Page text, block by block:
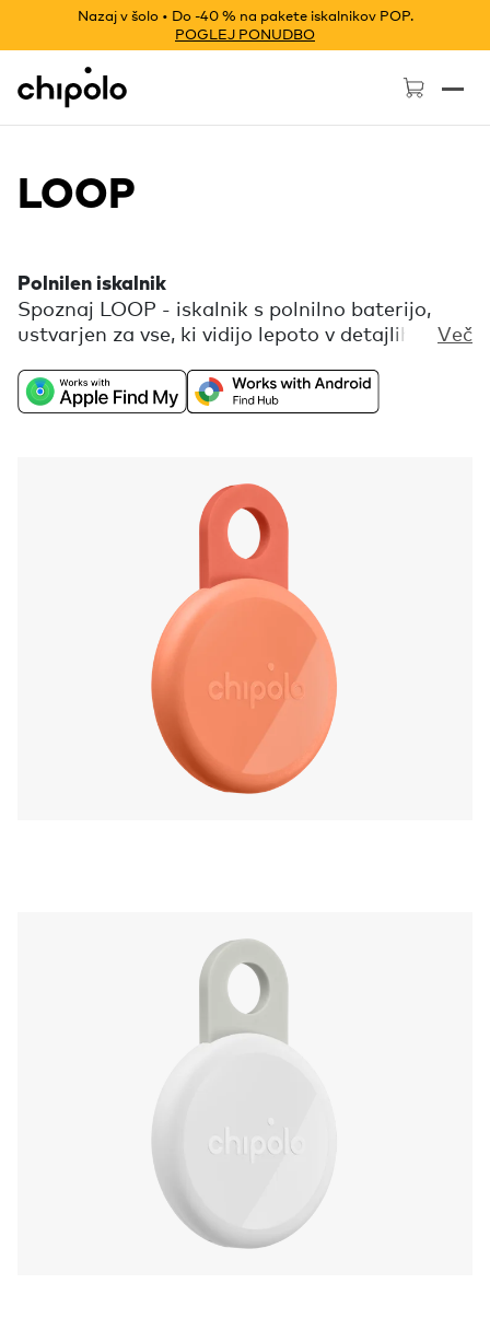
Nazaj v šolo • Do -40 % na pakete iskalnikov POP.
POGLEJ PONUDBO
Chipolo - Home page
LOOP
Polnilen iskalnik
Spoznaj LOOP - iskalnik s polnilno baterijo,
ustvarjen za vse, ki vidijo lepoto v detajlih.
pritrditev, igriva paleta barv pa ti polepša dan
vsakič, ko LOOP uporabiš. Združljiv je tako s
iskanje). V spremljevalni aplikaciji Chipolo pa
najdeš brezplačne dodatne nastavitve in
funkcije, kot je Pokliči svoj telefon.
Več